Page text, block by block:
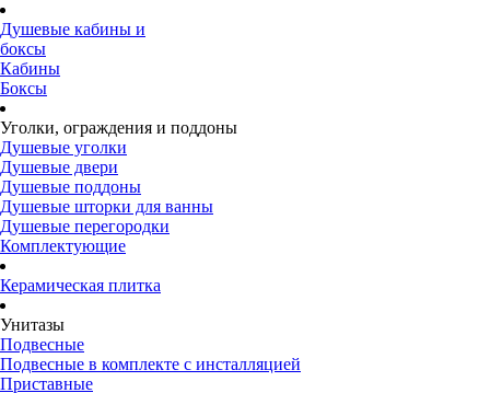
Душевые кабины и
боксы
Кабины
Боксы
Уголки, ограждения и поддоны
Душевые уголки
Душевые двери
Душевые поддоны
Душевые шторки для ванны
Душевые перегородки
Комплектующие
Керамическая плитка
Унитазы
Подвесные
Подвесные в комплекте с инсталляцией
Приставные